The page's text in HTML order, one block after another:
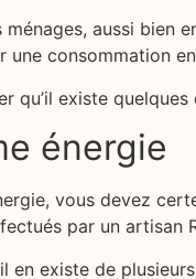
aussi bien
consommation
qu’il existe
énergie
vous devez
par un artisan
en existe de